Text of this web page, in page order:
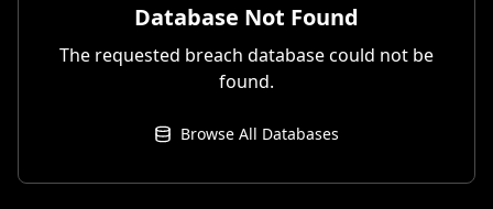
Database Not Found
The requested breach database could not be
found.
Browse All Databases